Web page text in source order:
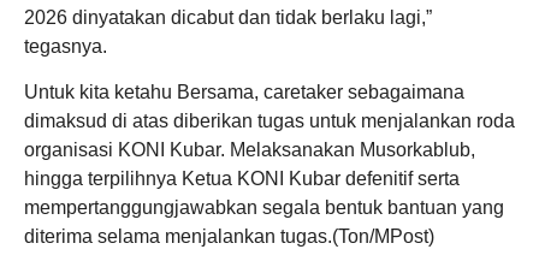
2026 dinyatakan dicabut dan tidak berlaku lagi,”
tegasnya.
Untuk kita ketahu Bersama, caretaker sebagaimana
dimaksud di atas diberikan tugas untuk menjalankan roda
organisasi KONI Kubar. Melaksanakan Musorkablub,
hingga terpilihnya Ketua KONI Kubar defenitif serta
mempertanggungjawabkan segala bentuk bantuan yang
diterima selama menjalankan tugas.(Ton/MPost)